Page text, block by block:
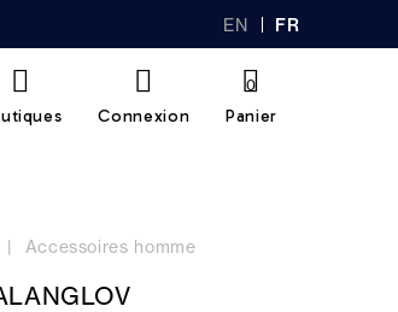
EN FR
Connexion Panier
0
Accessoires homme